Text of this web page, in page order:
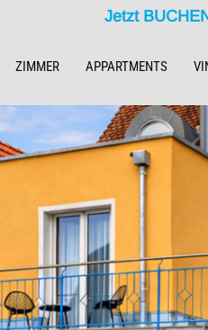
Jetzt
ZIMMER APPARTMENTS